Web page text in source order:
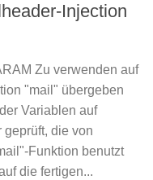
Injection
Zu verwenden auf
"mail" übergeben
Variablen auf
die von
Funktion benutzt
die fertigen...